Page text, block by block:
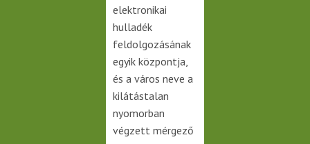
elektronikai
hulladék
feldolgozásának
egyik központja,
és a város neve a
kilátástalan
nyomorban
végzett mérgező